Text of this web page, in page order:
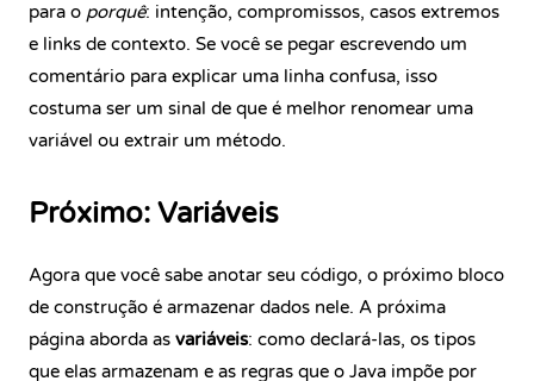
para o porquê: intenção, compromissos, casos extremos
e links de contexto. Se você se pegar escrevendo um
comentário para explicar uma linha confusa, isso
costuma ser um sinal de que é melhor renomear uma
variável ou extrair um método.
Próximo: Variáveis
Agora que você sabe anotar seu código, o próximo bloco
de construção é armazenar dados nele. A próxima
página aborda as variáveis: como declará-las, os tipos
que elas armazenam e as regras que o Java impõe por